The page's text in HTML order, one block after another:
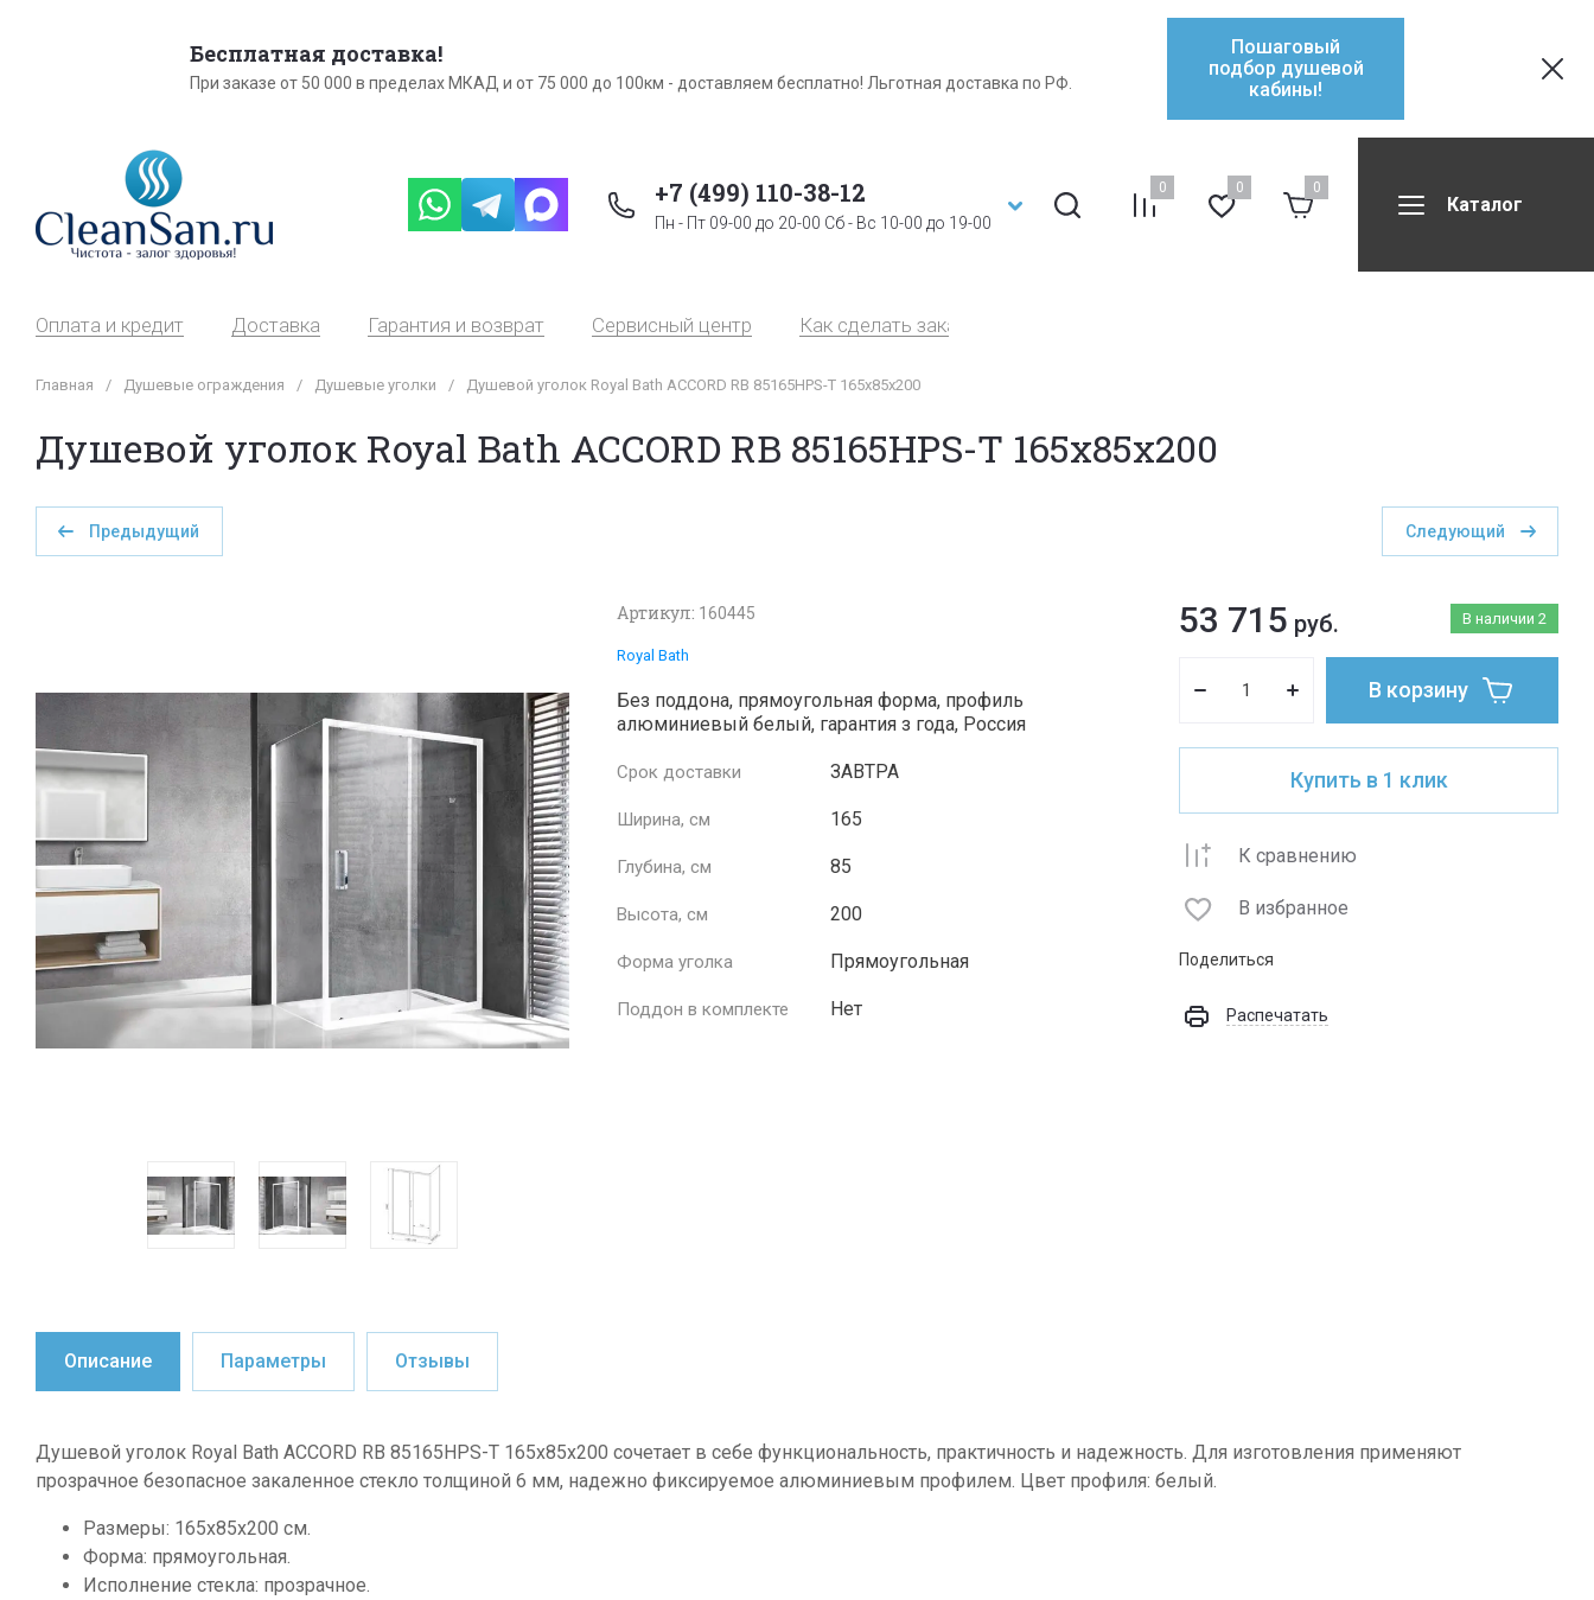
Бесплатная доставка!
При заказе от 50 000 в пределах МКАД и от 75 000 до 100км - доставляем бесплатно! Льготная доставка по РФ.
Пошаговый
подбор душевой
кабины!
+7 (499) 110-38-12
Пн - Пт 09-00 до 20-00 Сб - Вс 10-00 до 19-00
0 0 0
Каталог
Оплата и кредит Доставка Гарантия и возврат Сервисный центр Как сделать заказ
Главная / Душевые ограждения / Душевые уголки / Душевой уголок Royal Bath ACCORD RB 85165HPS-Т 165x85x200
Душевой уголок Royal Bath ACCORD RB 85165HPS-Т 165x85x200
Предыдущий Следующий
Артикул: 160445
Royal Bath
Без поддона, прямоугольная форма, профиль
алюминиевый белый, гарантия з года, Россия
Срок доставки ЗАВТРА
Ширина, см 165
Глубина, см 85
Высота, см 200
Форма уголка Прямоугольная
Поддон в комплекте Нет
В наличии 2
53 715 руб.
В корзину
Купить в 1 клик
К сравнению
В избранное
Поделиться
Распечатать
Описание Параметры Отзывы
Душевой уголок Royal Bath ACCORD RB 85165HPS-Т 165x85x200 сочетает в себе функциональность, практичность и надежность. Для изготовления применяют
прозрачное безопасное закаленное стекло толщиной 6 мм, надежно фиксируемое алюминиевым профилем. Цвет профиля: белый.
Размеры: 165х85х200 см.
Форма: прямоугольная.
Исполнение стекла: прозрачное.